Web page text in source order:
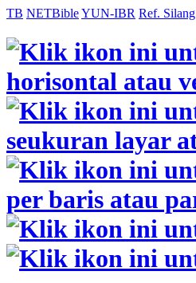
TB NETBibleYUN-IBR Ref. Silang